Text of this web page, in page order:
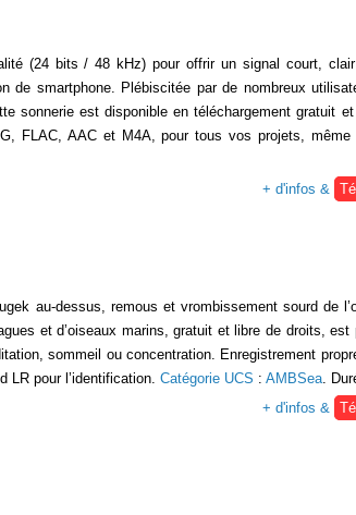
(24 bits / 48 kHz) pour offrir un signal court,
de smartphone. Plébiscitée par de nombreux
sonnerie est disponible en téléchargement gratuit
FLAC, AAC et M4A, pour tous vos projets, même
+ d'infos &
au-dessus, remous et vrombissement sourd de
et d’oiseaux marins, gratuit et libre de droits, est
sommeil ou concentration. Enregistrement
pour l’identification. Catégorie UCS : AMBSea .
+ d'infos &